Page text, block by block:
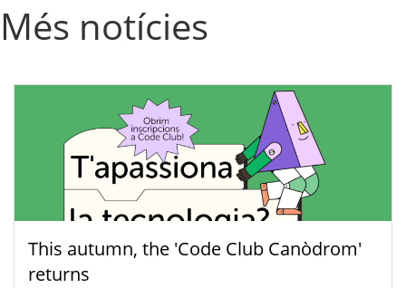
Més notícies
This autumn, the 'Code Club Canòdrom'
returns